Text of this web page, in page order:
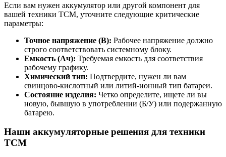
Если вам нужен аккумулятор или другой компонент для
вашей техники TCM, уточните следующие критические
параметры:
Точное напряжение (В): Рабочее напряжение должно
строго соответствовать системному блоку.
Емкость (Ач): Требуемая емкость для соответствия
рабочему графику.
Химический тип: Подтвердите, нужен ли вам
свинцово-кислотный или литий-ионный тип батареи.
Состояние изделия: Четко определите, ищете ли вы
новую, бывшую в употреблении (Б/У) или подержанную
батарею.
Наши аккумуляторные решения для техники
TCM